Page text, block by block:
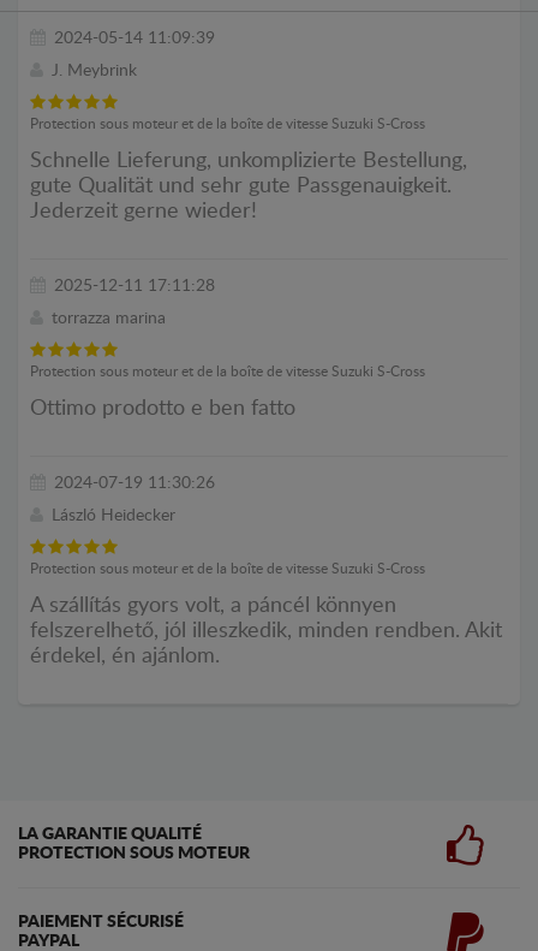
2024-05-14 11:09:39
J. Meybrink
Protection sous moteur et de la boîte de vitesse Suzuki S-Cross
Schnelle Lieferung, unkomplizierte Bestellung,
gute Qualität und sehr gute Passgenauigkeit.
Jederzeit gerne wieder!
2025-12-11 17:11:28
torrazza marina
Protection sous moteur et de la boîte de vitesse Suzuki S-Cross
Ottimo prodotto e ben fatto
2024-07-19 11:30:26
László Heidecker
Protection sous moteur et de la boîte de vitesse Suzuki S-Cross
A szállítás gyors volt, a páncél könnyen
felszerelhető, jól illeszkedik, minden rendben. Akit
érdekel, én ajánlom.
LA GARANTIE QUALITÉ
PROTECTION SOUS MOTEUR
PAIEMENT SÉCURISÉ
PAYPAL